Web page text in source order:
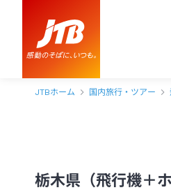
JTBホーム 国内旅行・ツアー
栃木県（飛行機＋